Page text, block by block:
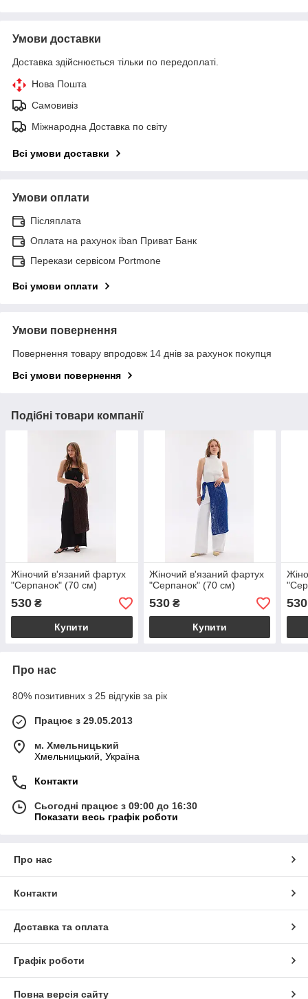
Умови доставки
Доставка здійснюється тільки по передоплаті.
Нова Пошта
Самовивіз
Міжнародна Доставка по світу
Всі умови доставки
Умови оплати
Післяплата
Оплата на рахунок iban Приват Банк
Перекази сервісом Portmone
Всі умови оплати
Умови повернення
Повернення товару впродовж 14 днів за рахунок покупця
Всі умови повернення
Подібні товари компанії
Жіночий в'язаний фартух
"Серпанок" (70 см)
530 ₴
Купити
Жіночий в'язаний фартух
"Серпанок" (70 см)
530₴
Купити
530
Про нас
80% позитивних з 25 відгуків за рік
Працює з 29.05.2013
м. Хмельницький
Хмельницький, Україна
Контакти
Сьогодні працює з 09:00 до 16:30
Показати весь графік роботи
Про нас
Контакти
Доставка та оплата
Графік роботи
Повна версія сайту